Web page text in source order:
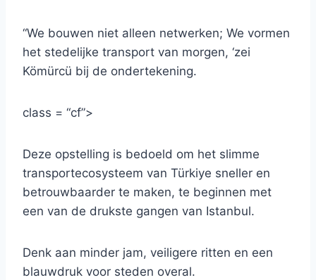
“We bouwen niet alleen netwerken; We vormen
het stedelijke transport van morgen, ‘zei
Kömürcü bij de ondertekening.
class = “cf”>
Deze opstelling is bedoeld om het slimme
transportecosysteem van Türkiye sneller en
betrouwbaarder te maken, te beginnen met
een van de drukste gangen van Istanbul.
Denk aan minder jam, veiligere ritten en een
blauwdruk voor steden overal.